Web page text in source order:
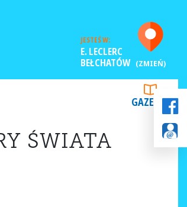
JESTEŚ W:
E. LECLERC
BEŁCHATÓW (ZMIEŃ)
GAZETKI
ŚWIATA